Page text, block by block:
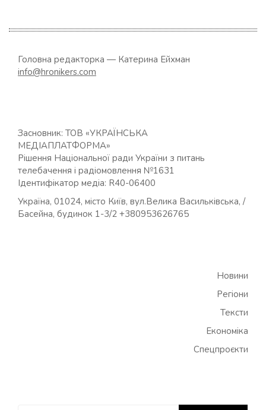
Головна редакторка — Катерина Ейхман
info@hronikers.com
Засновник: ТОВ «УКРАЇНСЬКА
МЕДІАПЛАТФОРМА»
Рішення Національної ради України з питань
телебачення і радіомовлення №1631
Ідентифікатор медіа: R40-06400
Україна, 01024, місто Київ, вул.Велика Васильківська, /
Басейна, будинок 1-3/2 +380953626765
Новини
Регіони
Тексти
Економіка
Спецпроєкти